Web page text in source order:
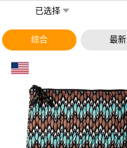
已选择
综合 最新